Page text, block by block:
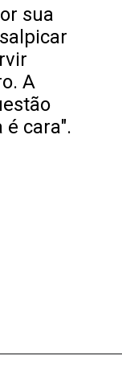
sua
A
é cara".